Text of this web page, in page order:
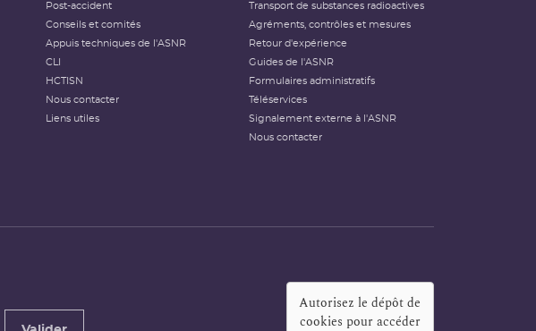
Post-accident
Conseils et comités
Appuis techniques de l'ASNR
CLI
HCTISN
Nous contacter
Liens utiles
Transport de substances radioactives
Agréments, contrôles et mesures
Retour d'expérience
Guides de l'ASNR
Formulaires administratifs
Téléservices
Signalement externe à l'ASNR
Nous contacter
Autorisez le dépôt de
cookies pour accéder